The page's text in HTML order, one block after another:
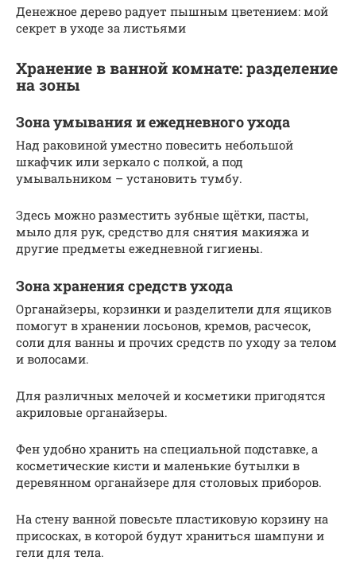
Денежное дерево радует пышным цветением: мой
секрет в уходе за листьями
Хранение в ванной комнате: разделение
на зоны
Зона умывания и ежедневного ухода
Над раковиной уместно повесить небольшой
шкафчик или зеркало с полкой, а под
умывальником – установить тумбу.
Здесь можно разместить зубные щётки, пасты,
мыло для рук, средство для снятия макияжа и
другие предметы ежедневной гигиены.
Зона хранения средств ухода
Органайзеры, корзинки и разделители для ящиков
помогут в хранении лосьонов, кремов, расчесок,
соли для ванны и прочих средств по уходу за телом
и волосами.
Для различных мелочей и косметики пригодятся
акриловые органайзеры.
Фен удобно хранить на специальной подставке, а
косметические кисти и маленькие бутылки в
деревянном органайзере для столовых приборов.
На стену ванной повесьте пластиковую корзину на
присосках, в которой будут храниться шампуни и
гели для тела.